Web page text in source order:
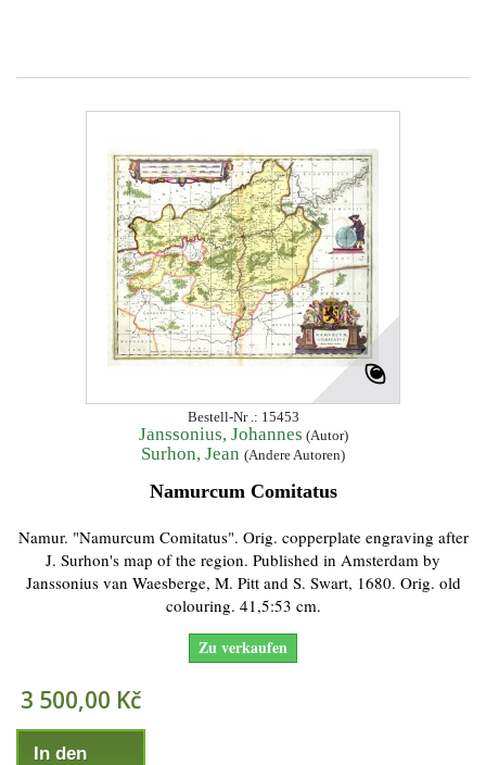
Bestell-Nr .: 15453
Janssonius, Johannes (Autor)
Surhon, Jean (Andere Autoren)
Namurcum Comitatus
Namur. "Namurcum Comitatus". Orig. copperplate engraving after
J. Surhon's map of the region. Published in Amsterdam by
Janssonius van Waesberge, M. Pitt and S. Swart, 1680. Orig. old
colouring. 41,5:53 cm.
Zu verkaufen
3 500,00 Kč
In den